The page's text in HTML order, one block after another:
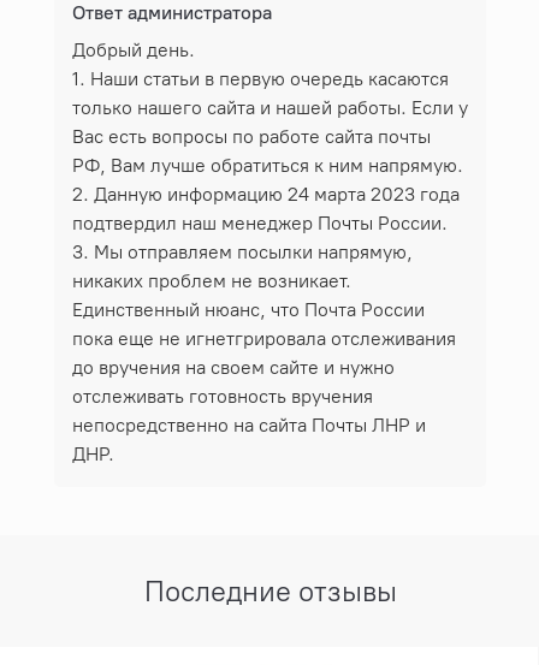
Ответ администратора
Добрый день.
1. Наши статьи в первую очередь касаются
только нашего сайта и нашей работы. Если у
Вас есть вопросы по работе сайта почты
РФ, Вам лучше обратиться к ним напрямую.
2. Данную информацию 24 марта 2023 года
подтвердил наш менеджер Почты России.
3. Мы отправляем посылки напрямую,
никаких проблем не возникает.
Единственный нюанс, что Почта России
пока еще не игнетгрировала отслеживания
до вручения на своем сайте и нужно
отслеживать готовность вручения
непосредственно на сайта Почты ЛНР и
ДНР.
Последние отзывы